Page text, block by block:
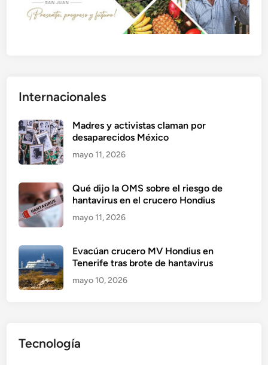
Internacionales
Madres y activistas claman por
desaparecidos México
mayo 11, 2026
Qué dijo la OMS sobre el riesgo de
hantavirus en el crucero Hondius
mayo 11, 2026
Evacúan crucero MV Hondius en
Tenerife tras brote de hantavirus
mayo 10, 2026
Tecnología